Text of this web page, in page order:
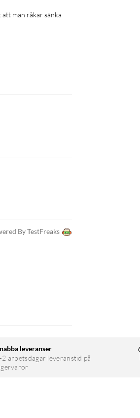
By TestFreaks
leveranser
2 arbetsdagar leveranstid på